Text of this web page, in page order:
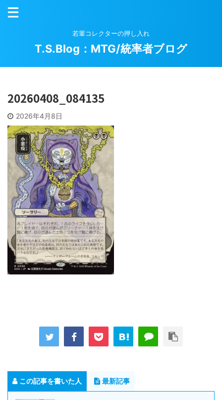
若輩コレクターの押し入れ
T.S.Blog：MTG/統率者ブログ
20260408_084135
2026年4月8日
この記事を書いた人 最新記事